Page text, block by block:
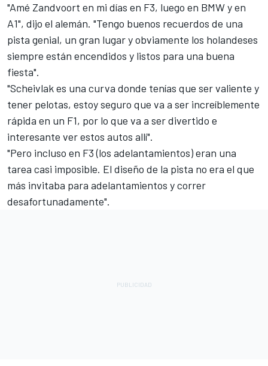
"Amé Zandvoort en mi días en F3, luego en BMW y en
A1", dijo el alemán. "Tengo buenos recuerdos de una
pista genial, un gran lugar y obviamente los holandeses
siempre están encendidos y listos para una buena
fiesta".
"Scheivlak es una curva donde tenías que ser valiente y
tener pelotas, estoy seguro que va a ser increíblemente
rápida en un F1, por lo que va a ser divertido e
interesante ver estos autos allí".
"Pero incluso en F3 (los adelantamientos) eran una
tarea casi imposible. El diseño de la pista no era el que
más invitaba para adelantamientos y correr
desafortunadamente".